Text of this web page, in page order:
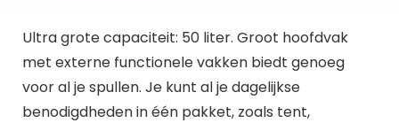
Ultra grote capaciteit: 50 liter. Groot hoofdvak
met externe functionele vakken biedt genoeg
voor al je spullen. Je kunt al je dagelijkse
benodigdheden in één pakket, zoals tent,